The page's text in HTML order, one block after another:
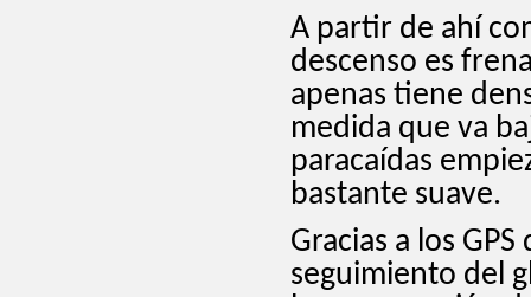
A partir de ahí
descenso es
apenas tiene
medida que va
paracaídas
bastante suave.
Gracias a los
seguimiento del